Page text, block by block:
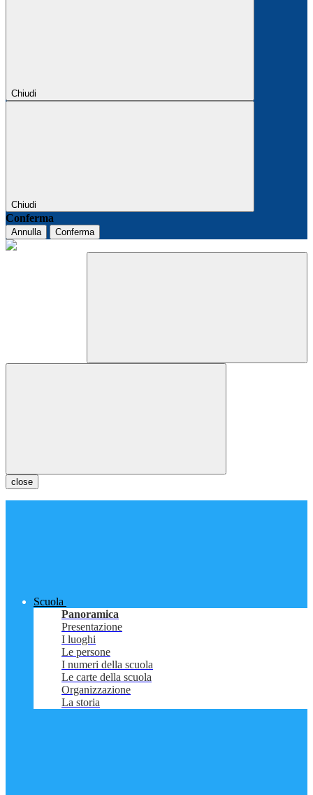
Chiudi
Chiudi
Conferma
Annulla Conferma
close
Scuola
Panoramica
Presentazione
I luoghi
Le persone
I numeri della scuola
Le carte della scuola
Organizzazione
La storia